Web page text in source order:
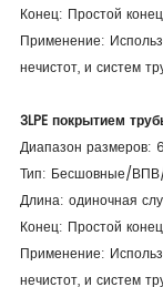
Конец: Простой
Применение:
нечистот, и систем
3LPE покрытием
Диапазон
Тип: Бесшовные/
Длина: одиночная
Конец: Простой
Применение:
нечистот, и систем